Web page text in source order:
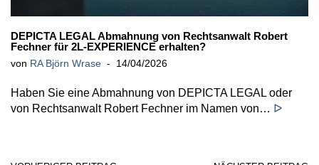
DEPICTA LEGAL Abmahnung von Rechtsanwalt Robert
Fechner für 2L-EXPERIENCE erhalten?
von RA Björn Wrase 14/04/2026
Haben Sie eine Abmahnung von DEPICTA LEGAL oder
von Rechtsanwalt Robert Fechner im Namen von… ᐅ